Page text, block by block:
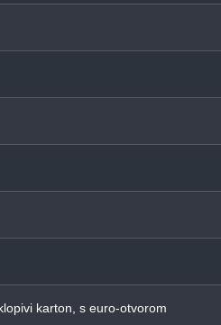
karton, s euro-otvorom